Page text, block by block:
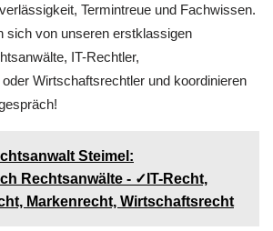
Termintreue und Fachwissen.
sich von unseren erstklassigen
IT-Rechtler,
Wirtschaftsrechtler und koordinieren
Steimel:
Rechtsanwälte - ✓IT-Recht,
Markenrecht, Wirtschaftsrecht